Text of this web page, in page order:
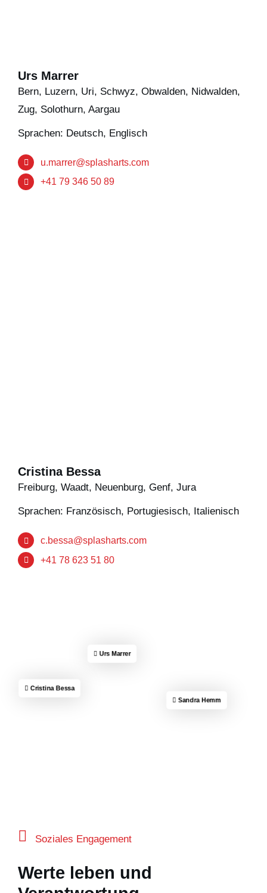
Urs Marrer
Bern, Luzern, Uri, Schwyz, Obwalden, Nidwalden,
Zug, Solothurn, Aargau
Sprachen: Deutsch, Englisch
u.marrer@splasharts.com
+41 79 346 50 89
Cristina Bessa
Freiburg, Waadt, Neuenburg, Genf, Jura
Sprachen: Französisch, Portugiesisch, Italienisch
c.bessa@splasharts.com
+41 78 623 51 80
Sandra Hemm
Urs Marrer
Cristina Bessa
Soziales Engagement
Werte leben und